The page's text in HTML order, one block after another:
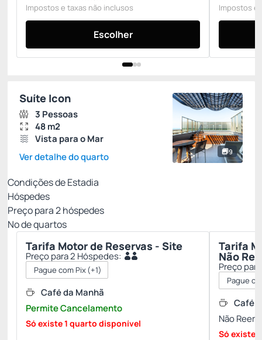
Impostos e taxas não inclusos
Escolher
Impostos e
9
Suíte Icon
3 Pessoas
48 m2
Vista para o Mar
Ver detalhe do quarto
Condições de Estadia
Hóspedes
Preço para2hóspedes
Nº de quartos
Tarifa Motor de Reservas - Site
Preço para 2 Hóspedes:
Pague com Pix(+1)
Café da Manhã
Permite Cancelamento
Só existe 1 quarto disponível
Tarifa
Não
Preço
Pague
Café
Não
Só existe